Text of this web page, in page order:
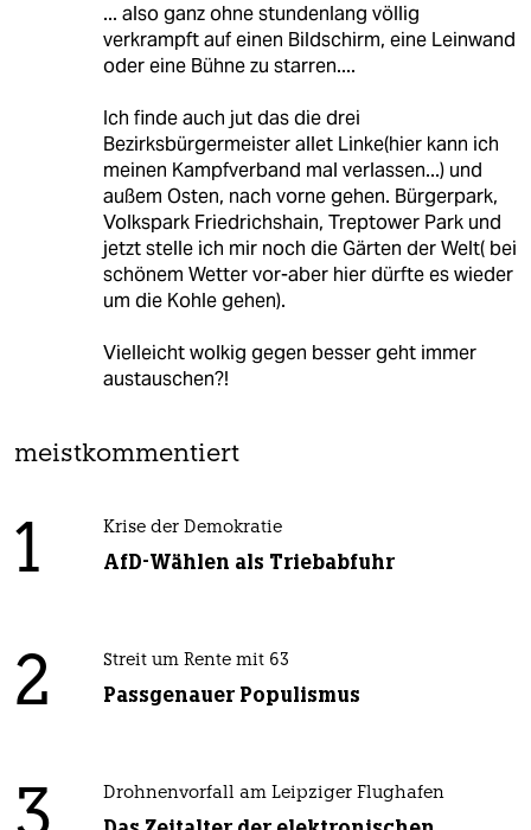
... also ganz ohne stundenlang völlig
verkrampft auf einen Bildschirm, eine Leinwand
oder eine Bühne zu starren....
Ich finde auch jut das die drei
Bezirksbürgermeister allet Linke(hier kann ich
meinen Kampfverband mal verlassen...) und
außem Osten, nach vorne gehen. Bürgerpark,
Volkspark Friedrichshain, Treptower Park und
jetzt stelle ich mir noch die Gärten der Welt( bei
schönem Wetter vor-aber hier dürfte es wieder
um die Kohle gehen).
Vielleicht wolkig gegen besser geht immer
austauschen?!
meistkommentiert
1 Krise der Demokratie
AfD-Wählen als Triebabfuhr
2 Streit um Rente mit 63
Passgenauer Populismus
Drohnenvorfall am Leipziger Flughafen